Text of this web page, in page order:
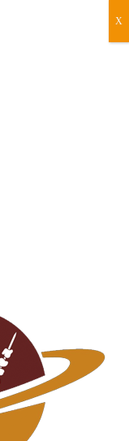
X